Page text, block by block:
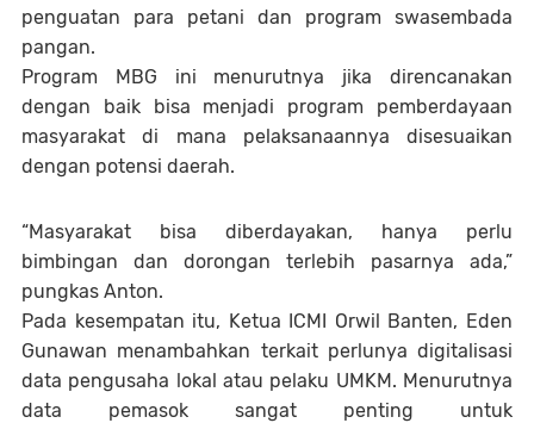
penguatan para petani dan program swasembada
pangan.
Program MBG ini menurutnya jika direncanakan
dengan baik bisa menjadi program pemberdayaan
masyarakat di mana pelaksanaannya disesuaikan
dengan potensi daerah.
“Masyarakat bisa diberdayakan, hanya perlu
bimbingan dan dorongan terlebih pasarnya ada,”
pungkas Anton.
Pada kesempatan itu, Ketua ICMI Orwil Banten, Eden
Gunawan menambahkan terkait perlunya digitalisasi
data pengusaha lokal atau pelaku UMKM. Menurutnya
data pemasok sangat penting untuk